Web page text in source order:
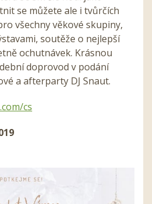
se můžete ale i tvůrčích
všechny věkové skupiny,
soutěže o nejlepší
ochutnávek. Krásnou
doprovod v podání
a afterparty DJ Snaut.
cs